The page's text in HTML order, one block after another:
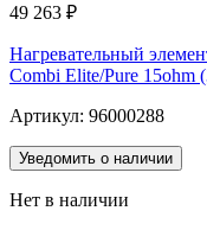
49 263 ₽
Нагревательный
Combi Elite/Pure 15ohm
Артикул: 96000288
Уведомить о наличии
Нет в наличии